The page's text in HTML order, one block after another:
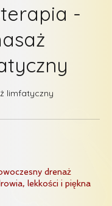
-
limfatyczny
drenaż
lekkości i piękna